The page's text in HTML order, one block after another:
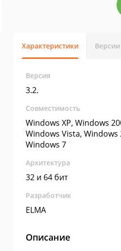
Характеристики Версии
Версия
3.2.
Совместимость
Windows XP, Windows
Windows Vista, Windows
Windows 7
Архитектура
32 и 64 бит
Разработчик
ELMA
Описание